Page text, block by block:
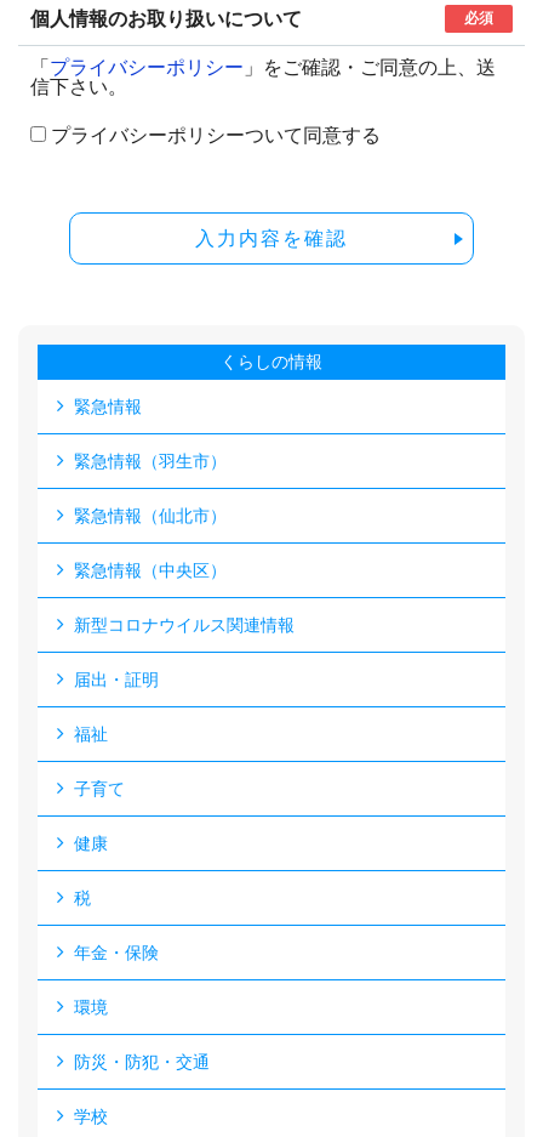
個人情報のお取り扱いについて 必須
「 プライバシーポリシー 」をご確認・ご同意の上、送
信下さい。
プライバシーポリシーついて同意する
入力内容を確認
くらしの情報
緊急情報
緊急情報（羽生市）
緊急情報（仙北市）
緊急情報（中央区）
新型コロナウイルス関連情報
届出・証明
福祉
子育て
健康
税
年金・保険
環境
防災・防犯・交通
学校